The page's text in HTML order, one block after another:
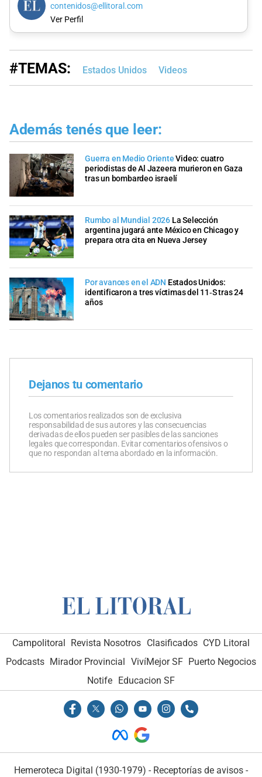
contenidos@ellitoral.com
Ver Perfil
#TEMAS: Estados Unidos Videos
Además tenés que leer:
Guerra en Medio Oriente Video: cuatro
periodistas de Al Jazeera murieron en Gaza
tras un bombardeo israelí
Rumbo al Mundial 2026 La Selección
argentina jugará ante México en Chicago y
prepara otra cita en Nueva Jersey
Por avances en el ADN Estados Unidos:
identificaron a tres víctimas del 11‑S tras 24
años
Dejanos tu comentario
Los comentarios realizados son de exclusiva
responsabilidad de sus autores y las consecuencias
derivadas de ellos pueden ser pasibles de las sanciones
legales que correspondan. Evitar comentarios ofensivos o
que no respondan al tema abordado en la información.
Campolitoral Revista Nosotros Clasificados CYD Litoral
Podcasts Mirador Provincial VivíMejor SF Puerto Negocios
Notife Educacion SF
Hemeroteca Digital (1930-1979) - Receptorías de avisos -